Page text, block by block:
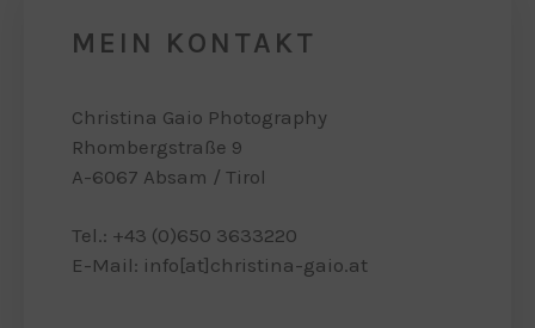
MEIN KONTAKT
Christina Gaio Photography
Rhombergstraße 9
A-6067 Absam / Tirol
Tel.: +43 (0)650 3633220
E-Mail: info[at]christina-gaio.at